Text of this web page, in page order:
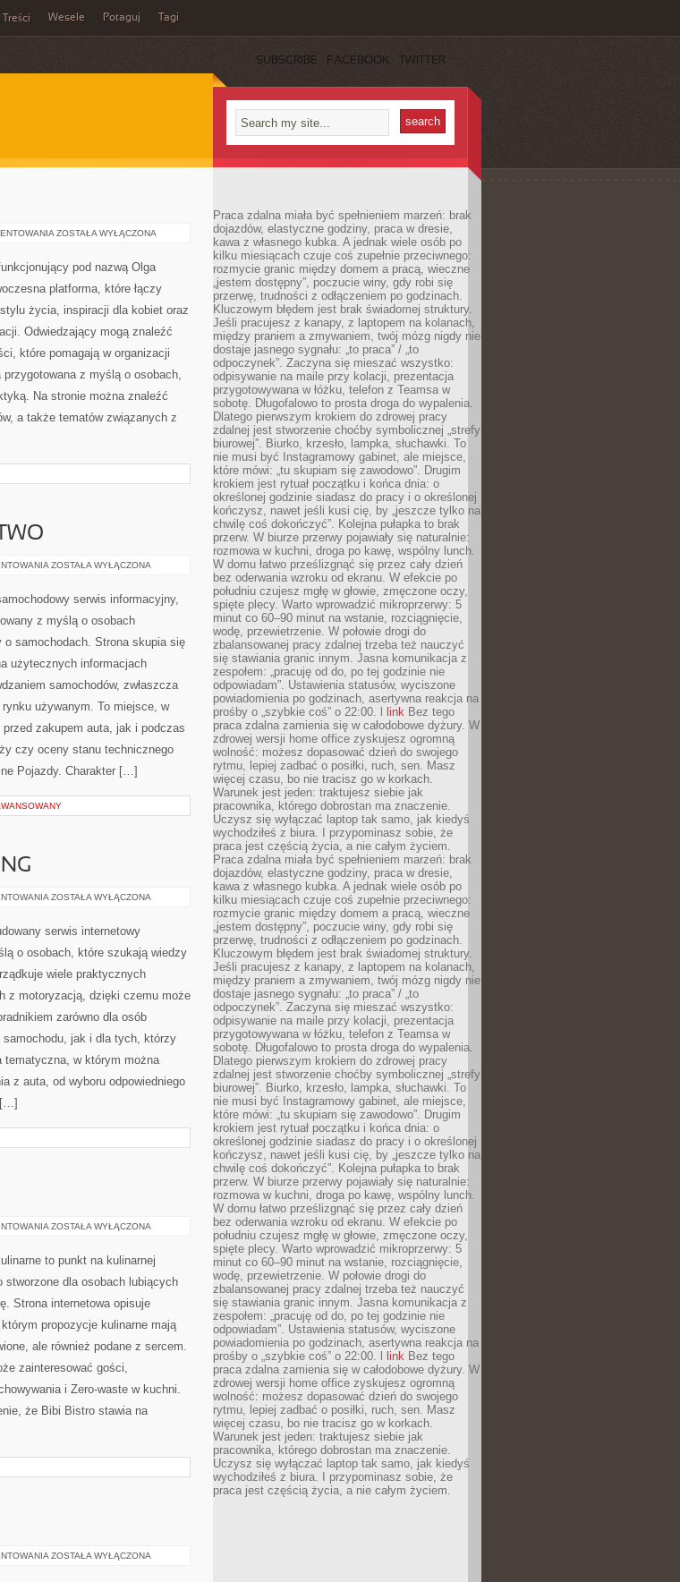
Wesele Potaguj Tagi
SUBSCRIBE FACEBOOK TWITTER
TECHNOLOGIE
ZOSTAŁA WYŁĄCZONA
pod nazwą Olga
platforma, które łączy
życia, inspiracji dla kobiet oraz
Odwiedzający mogą znaleźć
które pomagają w organizacji
przygotowana z myślą o osobach,
Na stronie można znaleźć
a także tematów związanych z
NOWOCZESNE
ZOSTAŁA WYŁĄCZONA
serwis informacyjny,
z myślą o osobach
samochodach. Strona skupia się
użytecznych informacjach
samochodów, zwłaszcza
używanym. To miejsce, w
zakupem auta, jak i podczas
czy oceny stanu technicznego
Pojazdy. Charakter […]
WYPOŻYCZALNIE
ZOSTAŁA WYŁĄCZONA
serwis internetowy
o osobach, które szukają wiedzy
wiele praktycznych
z motoryzacją, dzięki czemu może
zarówno dla osób
samochodu, jak i dla tych, którzy
tematyczna, w którym można
z auta, od wyboru odpowiedniego
[…]
SEZONOWE
ZOSTAŁA WYŁĄCZONA
to punkt na kulinarnej
stworzone dla osobach lubiących
Strona internetowa opisuje
propozycje kulinarne mają
ale również podane z sercem.
zainteresować gości,
i Zero-waste w kuchni.
że Bibi Bistro stawia na
DOM
ZOSTAŁA WYŁĄCZONA
Praca zdalna miała być spełnieniem marzeń: brak
dojazdów, elastyczne godziny, praca w dresie,
kawa z własnego kubka. A jednak wiele osób po
kilku miesiącach czuje coś zupełnie przeciwnego:
rozmycie granic między domem a pracą, wieczne
„jestem dostępny”, poczucie winy, gdy robi się
przerwę, trudności z odłączeniem po godzinach.
Kluczowym błędem jest brak świadomej struktury.
Jeśli pracujesz z kanapy, z laptopem na kolanach,
między praniem a zmywaniem, twój mózg nigdy nie
dostaje jasnego sygnału: „to praca” / „to
odpoczynek”. Zaczyna się mieszać wszystko:
odpisywanie na maile przy kolacji, prezentacja
przygotowywana w łóżku, telefon z Teamsa w
sobotę. Długofalowo to prosta droga do wypalenia.
Dlatego pierwszym krokiem do zdrowej pracy
zdalnej jest stworzenie choćby symbolicznej „strefy
biurowej”. Biurko, krzesło, lampka, słuchawki. To
nie musi być Instagramowy gabinet, ale miejsce,
które mówi: „tu skupiam się zawodowo”. Drugim
krokiem jest rytuał początku i końca dnia: o
określonej godzinie siadasz do pracy i o określonej
kończysz, nawet jeśli kusi cię, by „jeszcze tylko na
chwilę coś dokończyć”. Kolejna pułapka to brak
przerw. W biurze przerwy pojawiały się naturalnie:
rozmowa w kuchni, droga po kawę, wspólny lunch.
W domu łatwo prześlizgnąć się przez cały dzień
bez oderwania wzroku od ekranu. W efekcie po
południu czujesz mgłę w głowie, zmęczone oczy,
spięte plecy. Warto wprowadzić mikroprzerwy: 5
minut co 60–90 minut na wstanie, rozciągnięcie,
wodę, przewietrzenie. W połowie drogi do
zbalansowanej pracy zdalnej trzeba też nauczyć
się stawiania granic innym. Jasna komunikacja z
zespołem: „pracuję od do, po tej godzinie nie
odpowiadam”. Ustawienia statusów, wyciszone
powiadomienia po godzinach, asertywna reakcja na
prośby o „szybkie coś” o 22:00. l
link Bez tego
praca zdalna zamienia się w całodobowe dyżury. W
zdrowej wersji home office zyskujesz ogromną
wolność: możesz dopasować dzień do swojego
rytmu, lepiej zadbać o posiłki, ruch, sen. Masz
więcej czasu, bo nie tracisz go w korkach.
Warunek jest jeden: traktujesz siebie jak
pracownika, którego dobrostan ma znaczenie.
Uczysz się wyłączać laptop tak samo, jak kiedyś
wychodziłeś z biura. I przypominasz sobie, że
praca jest częścią życia, a nie całym życiem.
Praca zdalna miała być spełnieniem marzeń: brak
dojazdów, elastyczne godziny, praca w dresie,
kawa z własnego kubka. A jednak wiele osób po
kilku miesiącach czuje coś zupełnie przeciwnego:
rozmycie granic między domem a pracą, wieczne
„jestem dostępny”, poczucie winy, gdy robi się
przerwę, trudności z odłączeniem po godzinach.
Kluczowym błędem jest brak świadomej struktury.
Jeśli pracujesz z kanapy, z laptopem na kolanach,
między praniem a zmywaniem, twój mózg nigdy nie
dostaje jasnego sygnału: „to praca” / „to
odpoczynek”. Zaczyna się mieszać wszystko:
odpisywanie na maile przy kolacji, prezentacja
przygotowywana w łóżku, telefon z Teamsa w
sobotę. Długofalowo to prosta droga do wypalenia.
Dlatego pierwszym krokiem do zdrowej pracy
zdalnej jest stworzenie choćby symbolicznej „strefy
biurowej”. Biurko, krzesło, lampka, słuchawki. To
nie musi być Instagramowy gabinet, ale miejsce,
które mówi: „tu skupiam się zawodowo”. Drugim
krokiem jest rytuał początku i końca dnia: o
określonej godzinie siadasz do pracy i o określonej
kończysz, nawet jeśli kusi cię, by „jeszcze tylko na
chwilę coś dokończyć”. Kolejna pułapka to brak
przerw. W biurze przerwy pojawiały się naturalnie:
rozmowa w kuchni, droga po kawę, wspólny lunch.
W domu łatwo prześlizgnąć się przez cały dzień
bez oderwania wzroku od ekranu. W efekcie po
południu czujesz mgłę w głowie, zmęczone oczy,
spięte plecy. Warto wprowadzić mikroprzerwy: 5
minut co 60–90 minut na wstanie, rozciągnięcie,
wodę, przewietrzenie. W połowie drogi do
zbalansowanej pracy zdalnej trzeba też nauczyć
się stawiania granic innym. Jasna komunikacja z
zespołem: „pracuję od do, po tej godzinie nie
odpowiadam”. Ustawienia statusów, wyciszone
powiadomienia po godzinach, asertywna reakcja na
prośby o „szybkie coś” o 22:00. l
link Bez tego
praca zdalna zamienia się w całodobowe dyżury. W
zdrowej wersji home office zyskujesz ogromną
wolność: możesz dopasować dzień do swojego
rytmu, lepiej zadbać o posiłki, ruch, sen. Masz
więcej czasu, bo nie tracisz go w korkach.
Warunek jest jeden: traktujesz siebie jak
pracownika, którego dobrostan ma znaczenie.
Uczysz się wyłączać laptop tak samo, jak kiedyś
wychodziłeś z biura. I przypominasz sobie, że
praca jest częścią życia, a nie całym życiem.